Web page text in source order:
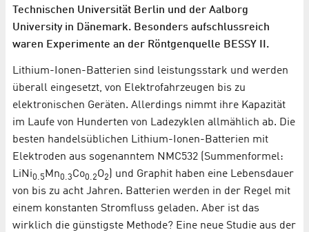
Technischen Universität Berlin und der Aalborg
University in Dänemark. Besonders aufschlussreich
waren Experimente an der Röntgenquelle BESSY II.
Lithium-Ionen-Batterien sind leistungsstark und werden
überall eingesetzt, von Elektrofahrzeugen bis zu
elektronischen Geräten. Allerdings nimmt ihre Kapazität
im Laufe von Hunderten von Ladezyklen allmählich ab. Die
besten handelsüblichen Lithium-Ionen-Batterien mit
Elektroden aus sogenanntem NMC532 (Summenformel:
LiNi0.5 Mn0.3Co0.2O2
) und Graphit haben eine Lebensdauer
von bis zu acht Jahren. Batterien werden in der Regel mit
einem konstanten Stromfluss geladen. Aber ist das
wirklich die günstigste Methode? Eine neue Studie aus der